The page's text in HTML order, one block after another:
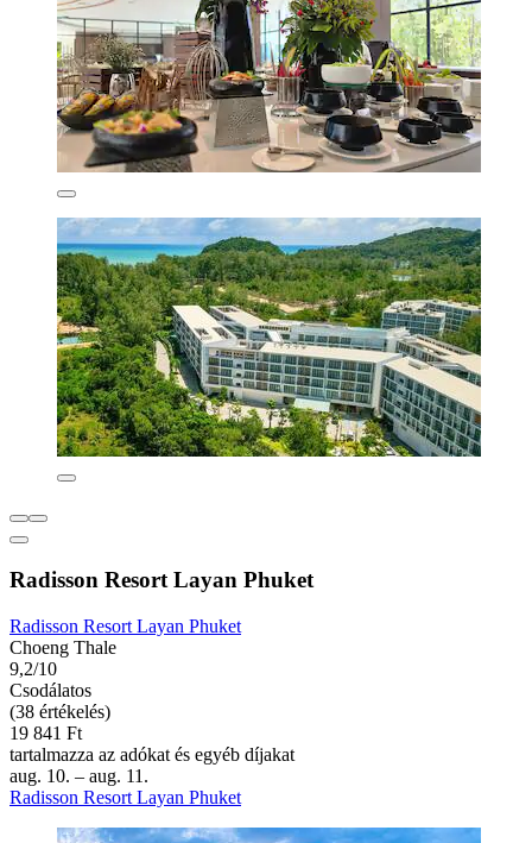
Radisson Resort Layan Phuket
Radisson Resort Layan Phuket
Choeng Thale
9,2/10
Csodálatos
(38 értékelés)
19 841 Ft
tartalmazza az adókat és egyéb díjakat
aug. 10. – aug. 11.
Radisson Resort Layan Phuket